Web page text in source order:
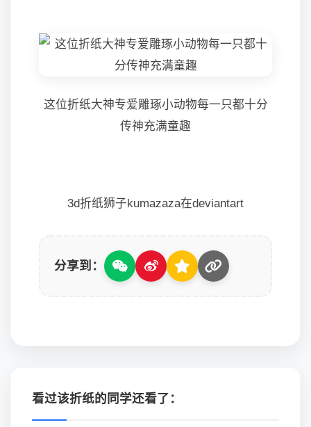
这位折纸大神专爱雕琢小动物每一只都十分
传神充满童趣
3d折纸狮子kumazaza在deviantart
分享到：
看过该折纸的同学还看了：